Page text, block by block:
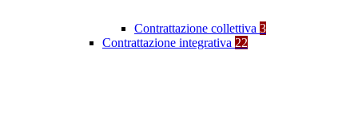
Contrattazione collettiva 3
Contrattazione integrativa 22